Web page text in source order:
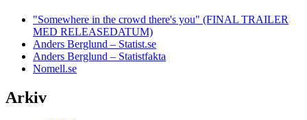
"Somewhere in the crowd there's you" (FINAL TRAILER
MED RELEASEDATUM)
Anders Berglund – Statist.se
Anders Berglund – Statistfakta
Nomell.se
Arkiv